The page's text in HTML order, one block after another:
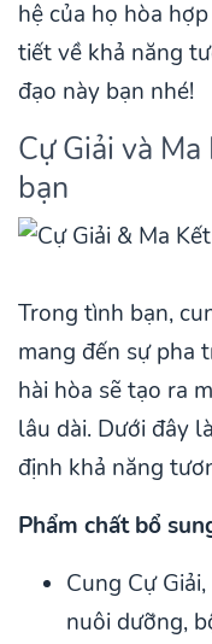
hệ của họ hòa
tiết về khả năng
đạo này bạn nhé!
Cự Giải và
bạn
Trong tình bạn,
mang đến sự pha
hài hòa sẽ tạo ra
lâu dài. Dưới đây
định khả năng
Phẩm chất bổ
Cung Cự
nuôi dưỡng,